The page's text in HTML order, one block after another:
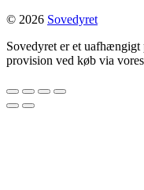
© 2026 Sovedyret
Sovedyret er et
provision ved køb via